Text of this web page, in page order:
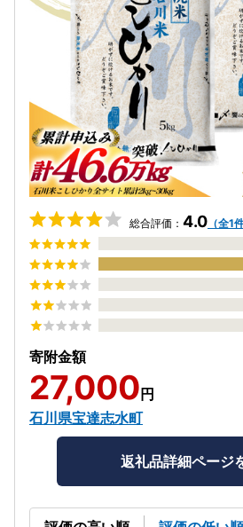
総合評価： 4.0 （全1
寄附金額
27,000 円
石川県宝達志水町
返礼品詳細ページ